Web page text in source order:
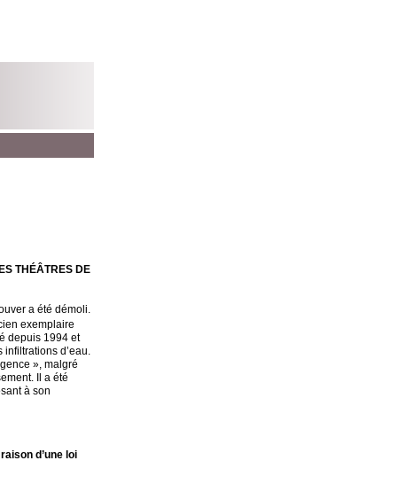
THÉÂTRES DE
a été démoli.
exemplaire
depuis 1994 et
d’eau.
», malgré
Il a été
à son
d’une loi